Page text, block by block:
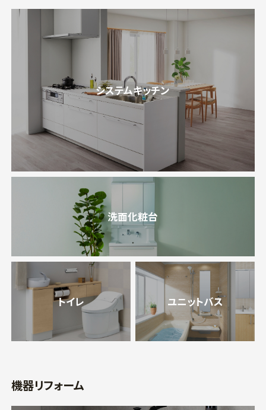
システムキッチン
洗面化粧台
トイレ ユニットバス
機器リフォーム